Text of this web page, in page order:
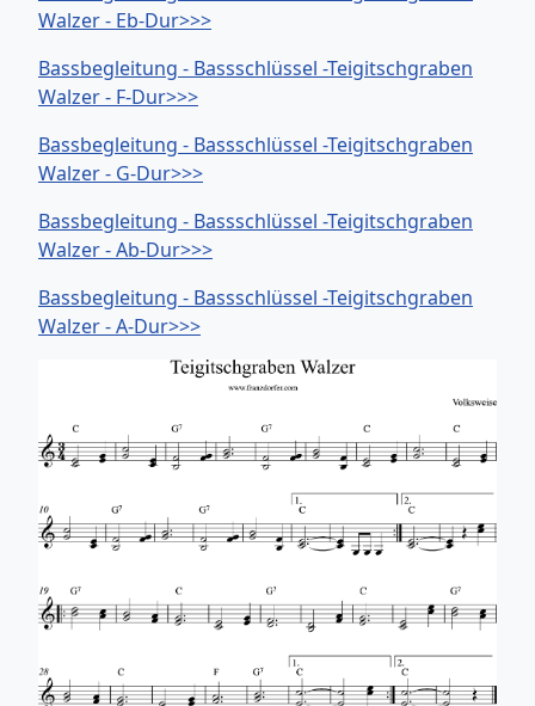
Walzer - Eb-Dur>>>
Bassbegleitung - Bassschlüssel -Teigitschgraben
Walzer - F-Dur>>>
Bassbegleitung - Bassschlüssel -Teigitschgraben
Walzer - G-Dur>>>
Bassbegleitung - Bassschlüssel -Teigitschgraben
Walzer - Ab-Dur>>>
Bassbegleitung - Bassschlüssel -Teigitschgraben
Walzer - A-Dur>>>